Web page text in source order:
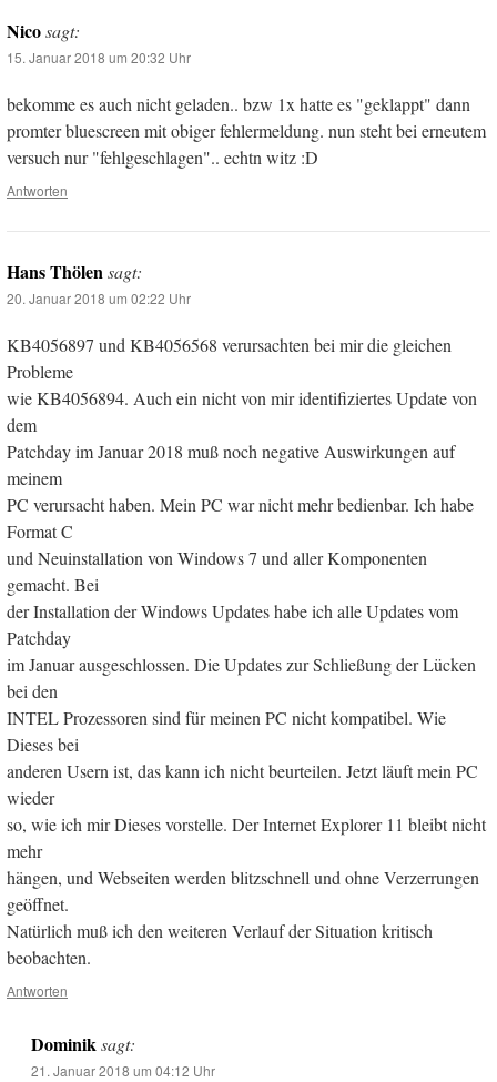
Nicosagt:
15. Januar 2018 um 20:32 Uhr
bekomme es auch nicht geladen.. bzw 1x hatte es "geklappt" dann
promter bluescreen mit obiger fehlermeldung. nun steht bei erneutem
versuch nur "fehlgeschlagen".. echtn witz :D
Antworten
Hans Thölensagt:
20. Januar 2018 um 02:22 Uhr
KB4056897 und KB4056568 verursachten bei mir die gleichen
Probleme
wie KB4056894. Auch ein nicht von mir identifiziertes Update von
dem
Patchday im Januar 2018 muß noch negative Auswirkungen auf
meinem
PC verursacht haben. Mein PC war nicht mehr bedienbar. Ich habe
Format C
und Neuinstallation von Windows 7 und aller Komponenten
gemacht. Bei
der Installation der Windows Updates habe ich alle Updates vom
Patchday
im Januar ausgeschlossen. Die Updates zur Schließung der Lücken
bei den
INTEL Prozessoren sind für meinen PC nicht kompatibel. Wie
Dieses bei
anderen Usern ist, das kann ich nicht beurteilen. Jetzt läuft mein PC
wieder
so, wie ich mir Dieses vorstelle. Der Internet Explorer 11 bleibt nicht
mehr
hängen, und Webseiten werden blitzschnell und ohne Verzerrungen
geöffnet.
Natürlich muß ich den weiteren Verlauf der Situation kritisch
beobachten.
Antworten
Dominik sagt:
21. Januar 2018 um 04:12 Uhr